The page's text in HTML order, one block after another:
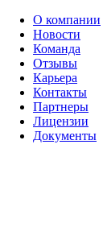
О компании
Новости
Команда
Отзывы
Карьера
Контакты
Партнеры
Лицензии
Документы